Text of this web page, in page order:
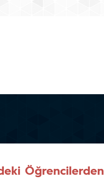
Öğrencilerden